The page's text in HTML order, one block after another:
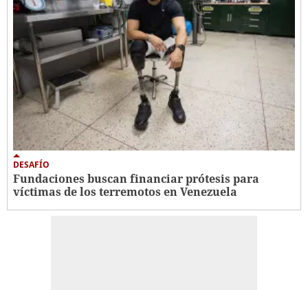
DESAFÍO
Fundaciones buscan financiar prótesis para
víctimas de los terremotos en Venezuela